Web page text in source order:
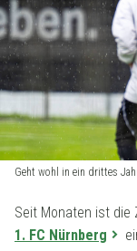
Geht wohl in ein drittes
Seit Monaten ist die
1. FC Nürnberg